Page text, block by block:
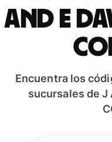
AND E
Encuentra los
sucursales de J